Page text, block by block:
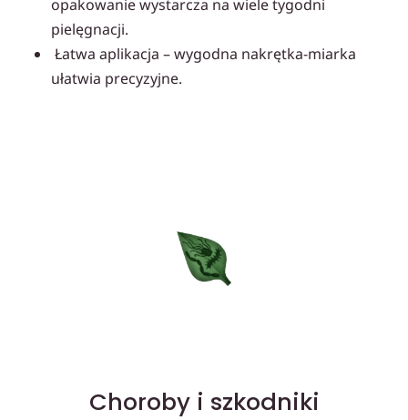
opakowanie wystarcza na wiele tygodni
pielęgnacji.
Łatwa aplikacja – wygodna nakrętka-miarka
ułatwia precyzyjne.
Choroby i szkodniki